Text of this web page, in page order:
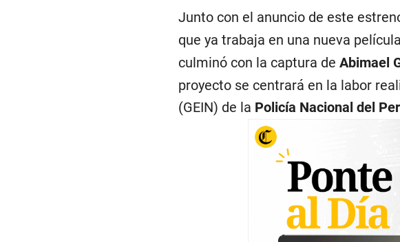
Junto con el anuncio de este
que ya trabaja en una nueva
culminó con la captura de Abimael
proyecto se centrará en la labor
(GEIN) de la Policía Nacional del